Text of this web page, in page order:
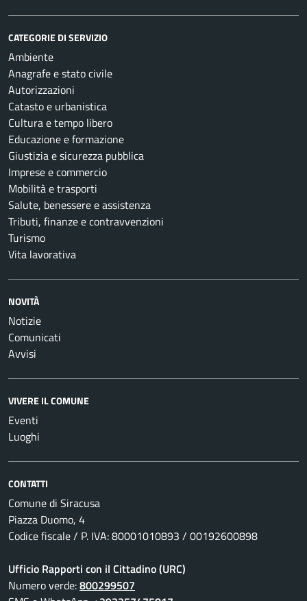
CATEGORIE DI SERVIZIO
Ambiente
Anagrafe e stato civile
Autorizzazioni
Catasto e urbanistica
Cultura e tempo libero
Educazione e formazione
Giustizia e sicurezza pubblica
Imprese e commercio
Mobilità e trasporti
Salute, benessere e assistenza
Tributi, finanze e contravvenzioni
Turismo
Vita lavorativa
NOVITÀ
Notizie
Comunicati
Avvisi
VIVERE IL COMUNE
Eventi
Luoghi
CONTATTI
Comune di Siracusa
Piazza Duomo, 4
Codice fiscale / P. IVA: 80001010893 / 00192600898
Ufficio Rapporti con il Cittadino (URC)
Numero verde:800299507